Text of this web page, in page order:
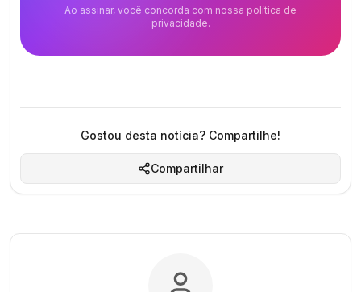
Ao assinar, você concorda com nossa política de
privacidade.
Gostou desta notícia? Compartilhe!
Compartilhar